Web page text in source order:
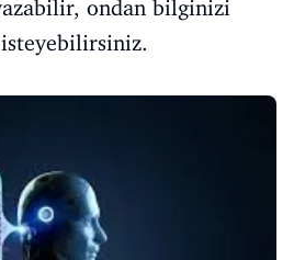
ondan bilginizi